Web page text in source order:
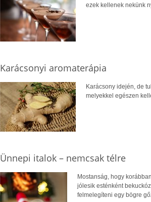
ezek kellenek nekünk
Karácsonyi aromaterápia
Karácsony idején, de
melyekkel egészen
Ünnepi italok – nemcsak télre
Mostanság, hogy
jólesik esténként
felmelegíteni egy bögre